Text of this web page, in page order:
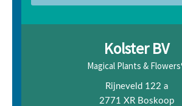
Kolster BV
Magical Plants &
Rijneveld 122 a
2771 XR Boskoop